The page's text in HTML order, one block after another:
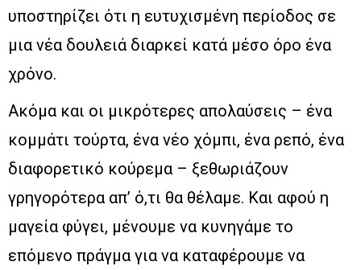
υποστηρίζει ότι η ευτυχισμένη περίοδος σε
μια νέα δουλειά διαρκεί κατά μέσο όρο ένα
χρόνο.
Ακόμα και οι μικρότερες απολαύσεις – ένα
κομμάτι τούρτα, ένα νέο χόμπι, ένα ρεπό, ένα
διαφορετικό κούρεμα – ξεθωριάζουν
γρηγορότερα απ’ ό,τι θα θέλαμε. Και αφού η
μαγεία φύγει, μένουμε να κυνηγάμε το
επόμενο πράγμα για να καταφέρουμε να